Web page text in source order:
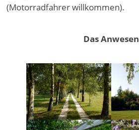
(Motorradfahrer willkommen).
Das Anwesen